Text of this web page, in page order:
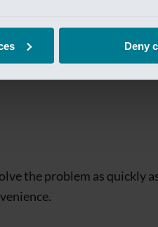
Deny
is
the problem as quickly